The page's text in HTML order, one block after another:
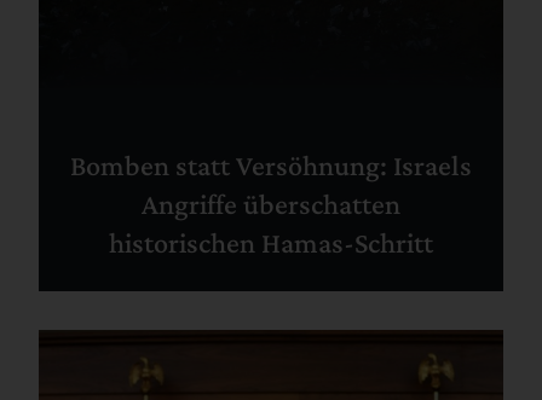
Bomben statt Versöhnung: Israels
Angriffe überschatten
historischen Hamas-Schritt